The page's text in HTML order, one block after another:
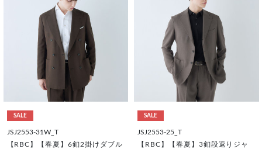
SALE
JSJ2553-31W_T
【RBC】【春夏】6釦2掛けダブル
SALE
JSJ2553-25_T
【RBC】【春夏】3釦段返りジャ